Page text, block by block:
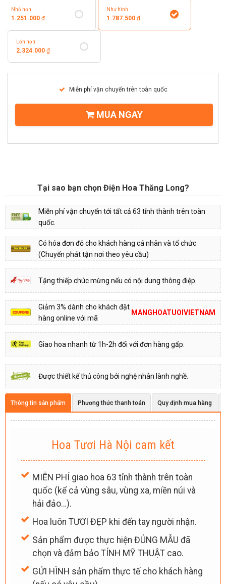
Nhỏ hơn
1.251.000 ₫
Như hình
1.787.500₫
Lớn hơn
2.324.000 ₫
Miễn phí vận chuyển trên toàn quốc
MUA NGAY
Tại sao bạn chọn Điện Hoa Thăng Long?
Miễn phí vận chuyển tới tất cả 63 tỉnh thành trên toàn
quốc.
Có hóa đơn đỏ cho khách hàng cá nhân và tổ chức
(Chuyển phát tận nơi theo yêu cầu)
Tặng thiếp chúc mừng nếu có nội dung thông điệp.
Giảm 3% dành cho khách đặt
hàng online với mã
MANGHOATUOIVIETNAM
Giao hoa nhanh từ 1h-2h đối với đơn hàng gấp.
Được thiết kế thủ công bởi nghệ nhân lành nghề.
Thông tin sản phẩm Phương thức thanh toán Quy định mua hàng
Hoa Tươi Hà Nội cam kết
MIỄN PHÍ giao hoa 63 tỉnh thành trên toàn
quốc (kể cả vùng sâu, vùng xa, miền núi và
hải đảo…).
Hoa luôn TƯƠI ĐẸP khi đến tay người nhận.
Sản phẩm được thực hiện ĐÚNG MẪU đã
chọn và đảm bảo TÍNH MỸ THUẬT cao.
GỬI HÌNH sản phẩm thực tế cho khách hàng